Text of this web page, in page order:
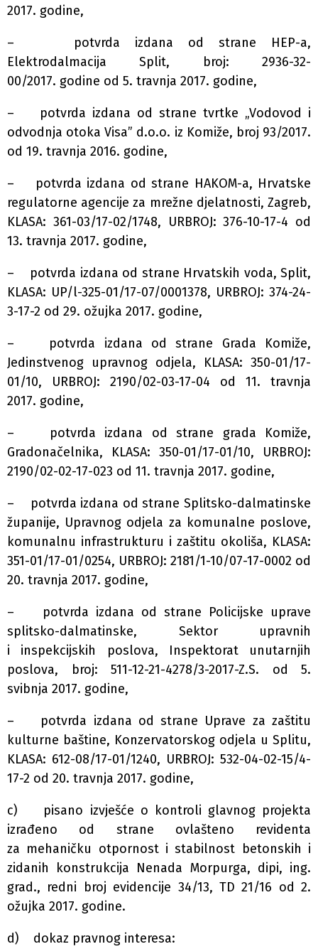
2017. godine,
– potvrda izdana od strane HEP-a,
Elektrodalmacija Split, broj: 2936-32-
00/2017. godine od 5. travnja 2017. godine,
– potvrda izdana od strane tvrtke „Vodovod i
odvodnja otoka Visa” d.o.o. iz Komiže, broj 93/2017.
od 19. travnja 2016. godine,
– potvrda izdana od strane HAKOM-a, Hrvatske
regulatorne agencije za mrežne djelatnosti, Zagreb,
KLASA: 361-03/17-02/1748, URBROJ: 376-10-17-4 od
13. travnja 2017. godine,
– potvrda izdana od strane Hrvatskih voda, Split,
KLASA: UP/l-325-01/17-07/0001378, URBROJ: 374-24-
3-17-2 od 29. ožujka 2017. godine,
– potvrda izdana od strane Grada Komiže,
Jedinstvenog upravnog odjela, KLASA: 350-01/17-
01/10, URBROJ: 2190/02-03-17-04 od 11. travnja
2017. godine,
– potvrda izdana od strane grada Komiže,
Gradonačelnika, KLASA: 350-01/17-01/10, URBROJ:
2190/02-02-17-023 od 11. travnja 2017. godine,
– potvrda izdana od strane Splitsko-dalmatinske
županije, Upravnog odjela za komunalne poslove,
komunalnu infrastrukturu i zaštitu okoliša, KLASA:
351-01/17-01/0254, URBROJ: 2181/1-10/07-17-0002 od
20. travnja 2017. godine,
– potvrda izdana od strane Policijske uprave
splitsko-dalmatinske, Sektor upravnih
i inspekcijskih poslova, Inspektorat unutarnjih
poslova, broj: 511-12-21-4278/3-2017-Z.S. od 5.
svibnja 2017. godine,
– potvrda izdana od strane Uprave za zaštitu
kulturne baštine, Konzervatorskog odjela u Splitu,
KLASA: 612-08/17-01/1240, URBROJ: 532-04-02-15/4-
17-2 od 20. travnja 2017. godine,
c) pisano izvješće o kontroli glavnog projekta
izrađeno od strane ovlašteno revidenta
za mehaničku otpornost i stabilnost betonskih i
zidanih konstrukcija Nenada Morpurga, dipi, ing.
grad., redni broj evidencije 34/13, TD 21/16 od 2.
ožujka 2017. godine.
d) dokaz pravnog interesa: